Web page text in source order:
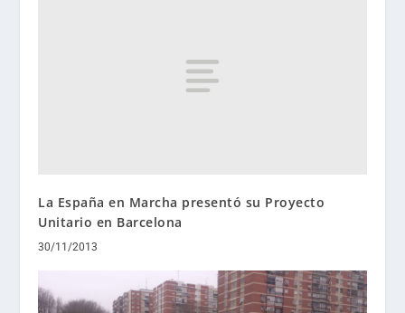
La España en Marcha presentó su Proyecto
Unitario en Barcelona
30/11/2013